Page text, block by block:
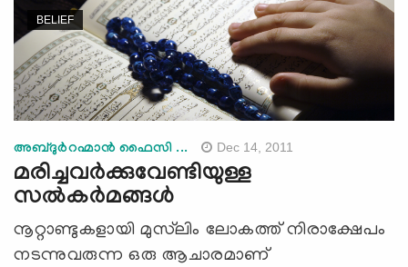
BELIEF
അബ്ദുര്‍റഹ്മാന്‍ ഫൈസി ... Dec 14, 2011
മരിച്ചവര്‍ക്കുവേണ്ടിയുള്ള
സല്‍കര്‍മങ്ങള്‍
നൂറ്റാണ്ടുകളായി മുസ്‌ലിം ലോകത്ത് നിരാക്ഷേപം
നടന്നുവരുന്ന ഒരു ആചാരമാണ്